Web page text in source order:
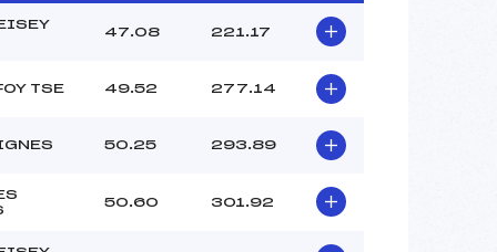
2216/12/05
47.08 221.17
TSE 49.52 277.14
50.25 293.89
50.60 301.92